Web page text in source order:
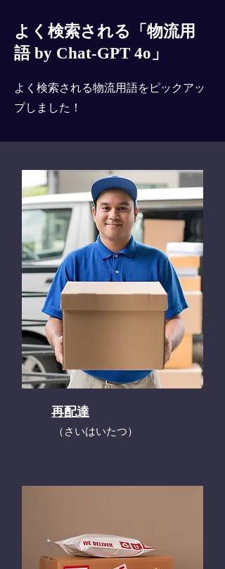
よく検索される「物流用
語 by Chat-GPT 4o」
よく検索される物流用語をピックアッ
プしました！
再配達
​（さいはいたつ）